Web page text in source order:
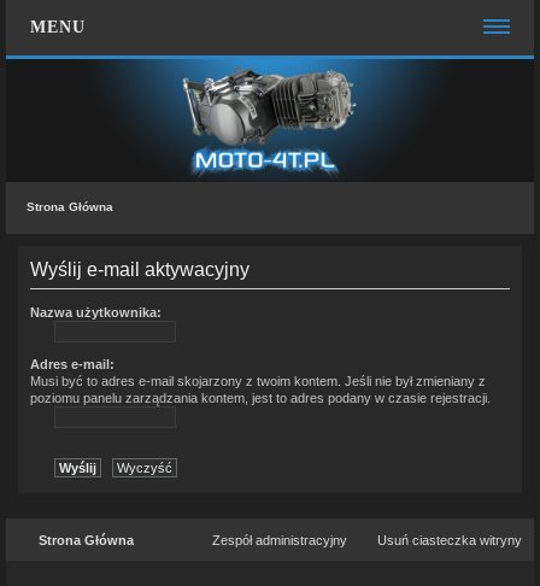
MENU
Zespół administracyjny
FAQ
MOTO CHAT
ZALOGUJ SIĘ
KONTAKT Z NAMI
Strona Główna
Wyślij e-mail aktywacyjny
Nazwa użytkownika:
Adres e-mail:
Musi być to adres e-mail skojarzony z twoim kontem. Jeśli nie był zmieniany z
poziomu panelu zarządzania kontem, jest to adres podany w czasie rejestracji.
Strona Główna Usuń ciasteczka witryny
Zespół administracyjny